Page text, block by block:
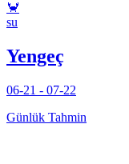
🦀
su
Yengeç
06-21 - 07-22
Günlük Tahmin